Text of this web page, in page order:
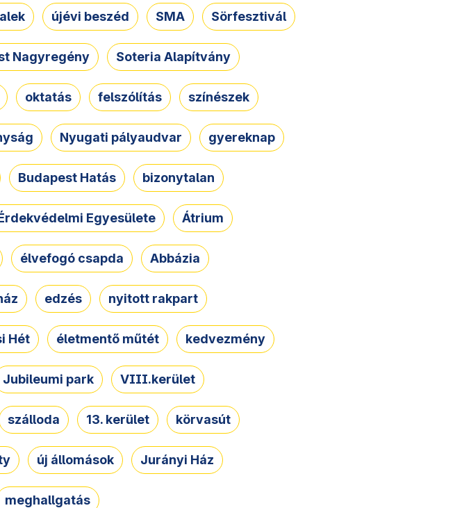
újévi beszéd SMA Sörfesztivál
Nagyregény Soteria Alapítvány
oktatás felszólítás színészek
Nyugati pályaudvar gyereknap
Budapest Hatás bizonytalan
Egyesülete Átrium
élvefogó csapda Abbázia
edzés nyitott rakpart
Hét életmentő műtét kedvezmény
Jubileumi park VIII.kerület
szálloda 13. kerület körvasút
új állomások Jurányi Ház
meghallgatás